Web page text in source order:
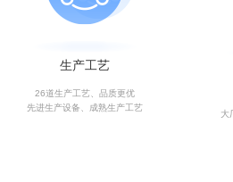
生产工艺
26道生产工艺、品质更优
先进生产设备、成熟生产工艺
大